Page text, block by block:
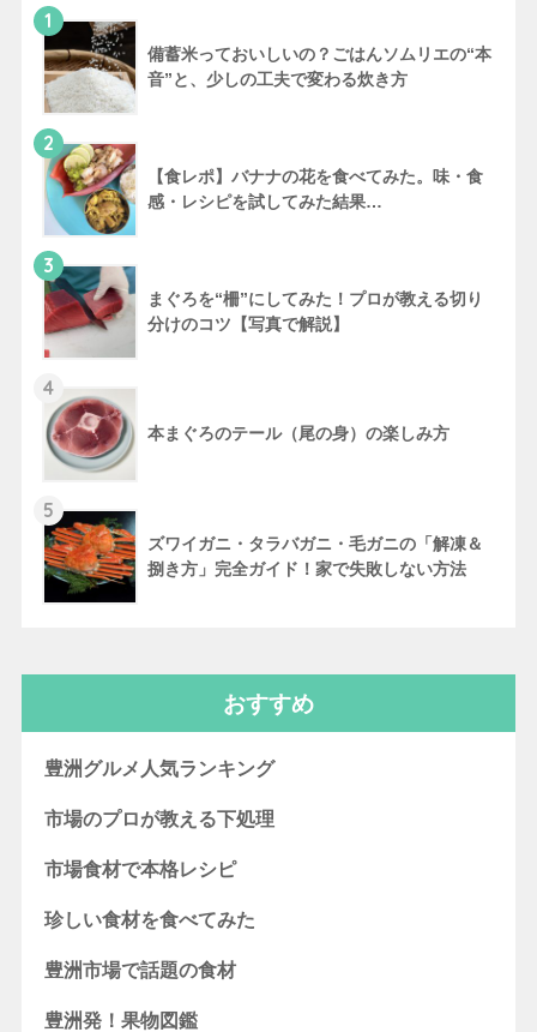
1
備蓄米っておいしいの？ごはんソムリエの“本
音”と、少しの工夫で変わる炊き方
2
【食レポ】バナナの花を食べてみた。味・食
感・レシピを試してみた結果…
3
まぐろを“柵”にしてみた！プロが教える切り
分けのコツ【写真で解説】
4
本まぐろのテール（尾の身）の楽しみ方
5
ズワイガニ・タラバガニ・毛ガニの「解凍＆
捌き方」完全ガイド！家で失敗しない方法
おすすめ
豊洲グルメ人気ランキング
市場のプロが教える下処理
市場食材で本格レシピ
珍しい食材を食べてみた
豊洲市場で話題の食材
豊洲発！果物図鑑